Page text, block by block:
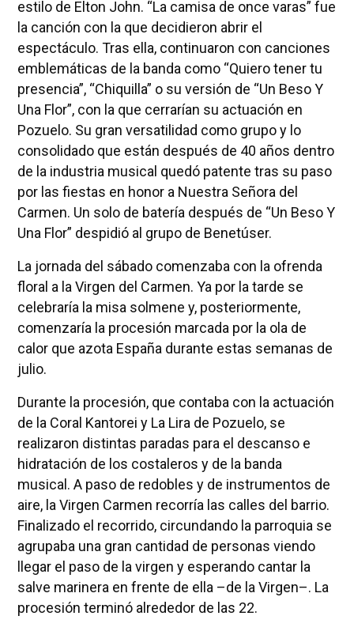
estilo de Elton John. “La camisa de once varas” fue
la canción con la que decidieron abrir el
espectáculo. Tras ella, continuaron con canciones
emblemáticas de la banda como “Quiero tener tu
presencia”, “Chiquilla” o su versión de “Un Beso Y
Una Flor”, con la que cerrarían su actuación en
Pozuelo. Su gran versatilidad como grupo y lo
consolidado que están después de 40 años dentro
de la industria musical quedó patente tras su paso
por las fiestas en honor a Nuestra Señora del
Carmen. Un solo de batería después de “Un Beso Y
Una Flor” despidió al grupo de Benetúser.
La jornada del sábado comenzaba con la ofrenda
floral a la Virgen del Carmen. Ya por la tarde se
celebraría la misa solmene y, posteriormente,
comenzaría la procesión marcada por la ola de
calor que azota España durante estas semanas de
julio.
Durante la procesión, que contaba con la actuación
de la Coral Kantorei y La Lira de Pozuelo, se
realizaron distintas paradas para el descanso e
hidratación de los costaleros y de la banda
musical. A paso de redobles y de instrumentos de
aire, la Virgen Carmen recorría las calles del barrio.
Finalizado el recorrido, circundando la parroquia se
agrupaba una gran cantidad de personas viendo
llegar el paso de la virgen y esperando cantar la
salve marinera en frente de ella –de la Virgen–. La
procesión terminó alrededor de las 22.